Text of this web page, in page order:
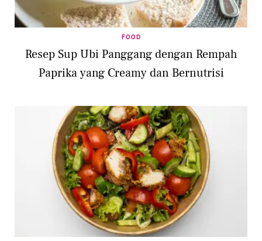
FOOD
Resep Sup Ubi Panggang dengan Rempah
Paprika yang Creamy dan Bernutrisi